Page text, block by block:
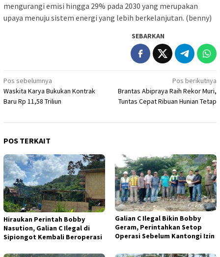
mengurangi emisi hingga 29% pada 2030 yang merupakan
upaya menuju sistem energi yang lebih berkelanjutan. (benny)
SEBARKAN
Navigasi
pos
Pos sebelumnya
Waskita Karya Bukukan Kontrak
Baru Rp 11,58 Triliun
Pos berikutnya
Brantas Abipraya Raih Rekor Muri,
Tuntas Cepat Ribuan Hunian Tetap
POS TERKAIT
Hiraukan Perintah Bobby
Nasution, Galian C Ilegal di
Sipiongot Kembali Beroperasi
Galian C Ilegal Bikin Bobby
Geram, Perintahkan Setop
Operasi Sebelum Kantongi Izin